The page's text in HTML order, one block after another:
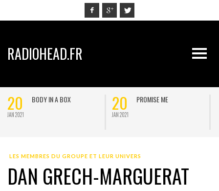
RADIOHEAD.FR
20
JAN 2021
BODY IN A BOX 20
JAN 2021
PROMISE ME
LES MEMBRES DU GROUPE ET LEUR UNIVERS
DAN GRECH-MARGUERAT